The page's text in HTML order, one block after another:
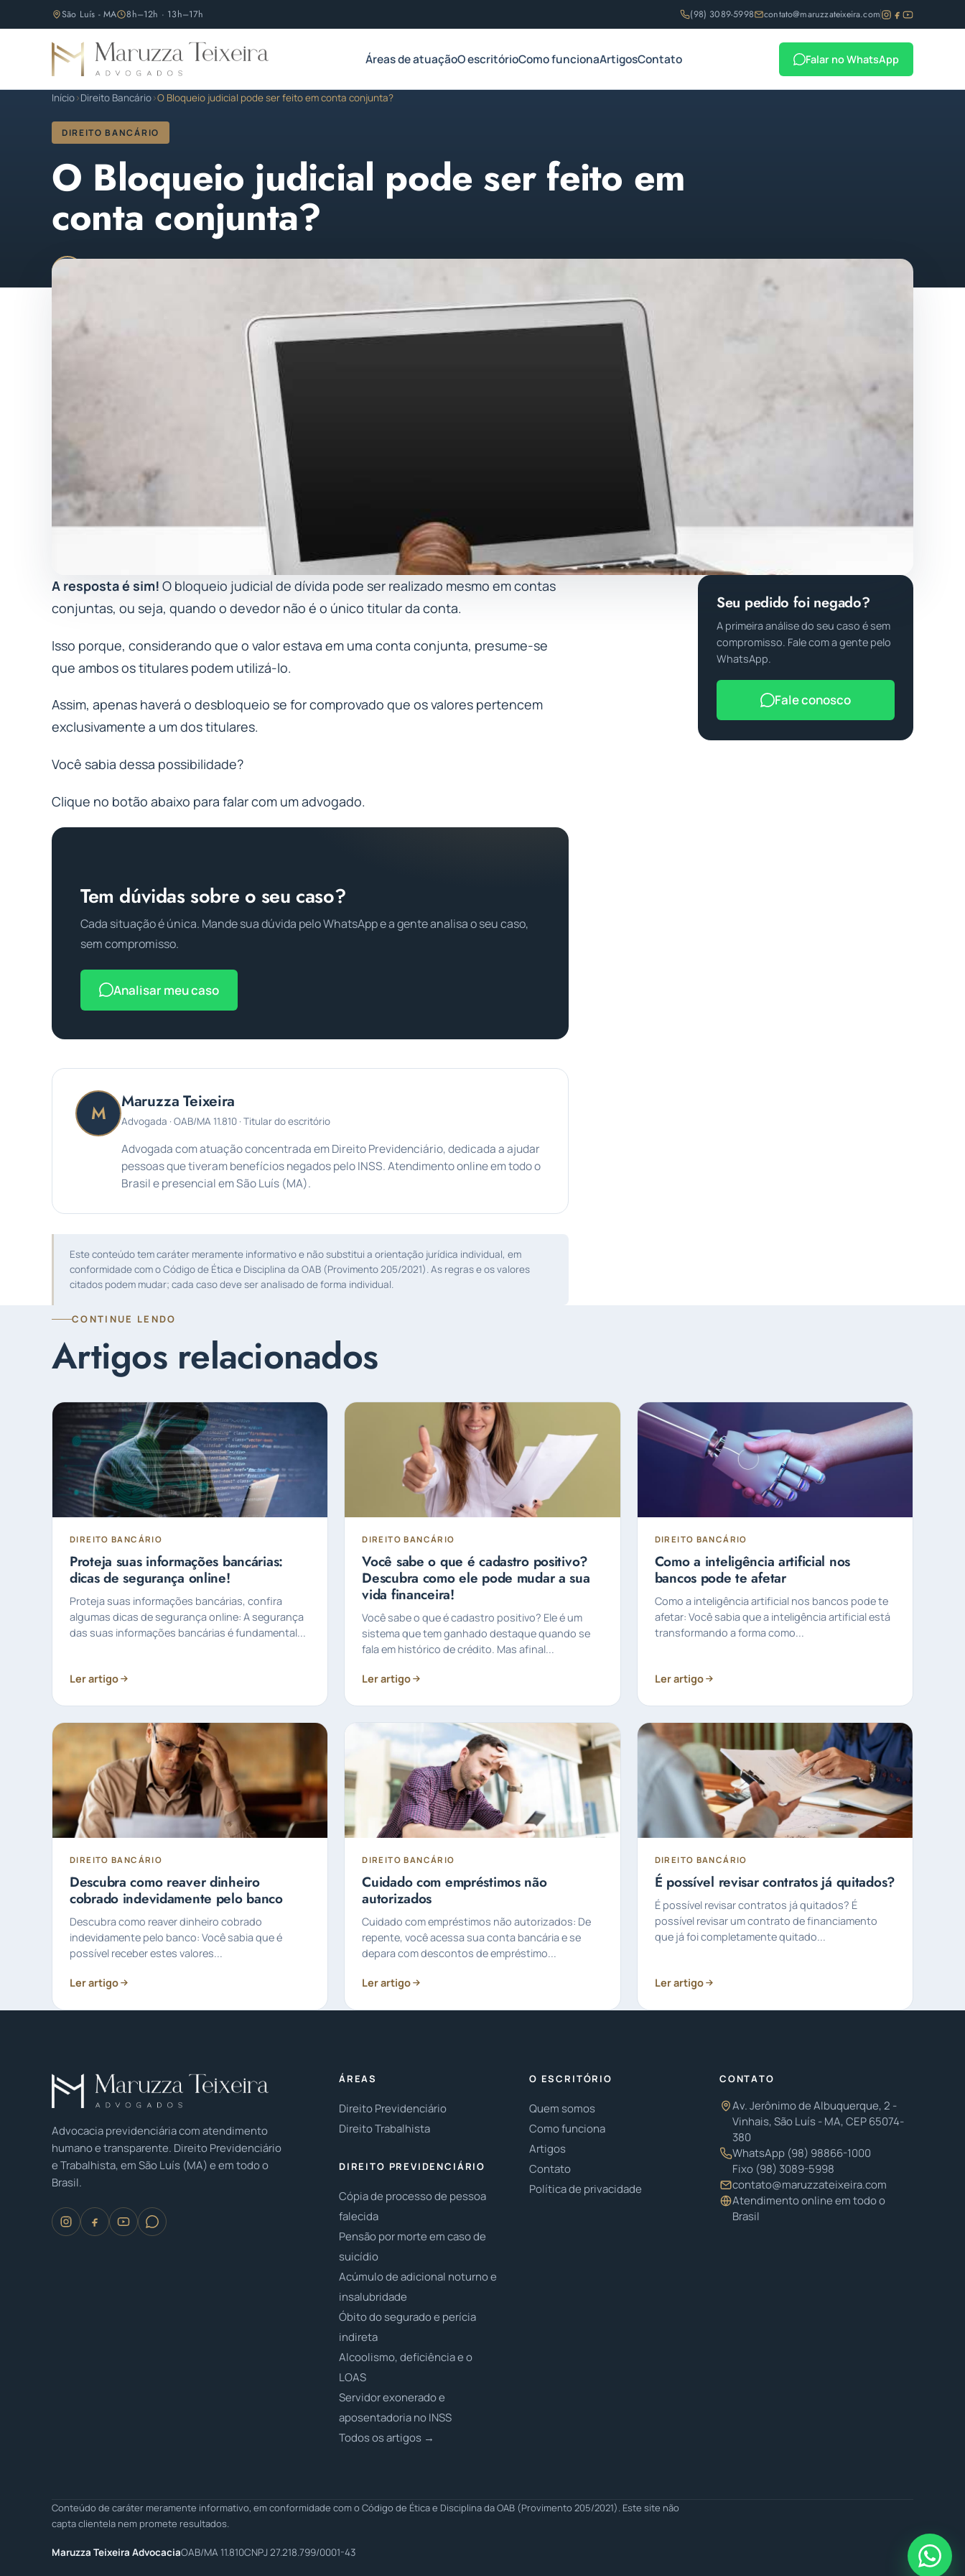
São Luís - MA 8h–12h · 13h–17h (98) 3089-5998 contato@maruzzateixeira.com
Áreas de atuaçãoO escritórioComo funcionaArtigosContato Falar no WhatsApp
Início›Direito Bancário›O Bloqueio judicial pode ser feito em conta conjunta?
DIREITO BANCÁRIO
O Bloqueio judicial pode ser feito em
conta conjunta?
A resposta é sim! O bloqueio judicial de dívida pode ser realizado mesmo em contas
conjuntas, ou seja, quando o devedor não é o único titular da conta.
Isso porque, considerando que o valor estava em uma conta conjunta, presume-se
que ambos os titulares podem utilizá-lo.
Assim, apenas haverá o desbloqueio se for comprovado que os valores pertencem
exclusivamente a um dos titulares.
Você sabia dessa possibilidade?
Clique no botão abaixo para falar com um advogado.
Tem dúvidas sobre o seu caso?
Cada situação é única. Mande sua dúvida pelo WhatsApp e a gente analisa o seu caso,
sem compromisso.
Analisar meu caso
M Maruzza Teixeira
Advogada · OAB/MA 11.810 · Titular do escritório
Advogada com atuação concentrada em Direito Previdenciário, dedicada a ajudar
pessoas que tiveram benefícios negados pelo INSS. Atendimento online em todo o
Brasil e presencial em São Luís (MA).
Este conteúdo tem caráter meramente informativo e não substitui a orientação jurídica individual, em
conformidade com o Código de Ética e Disciplina da OAB (Provimento 205/2021). As regras e os valores
citados podem mudar; cada caso deve ser analisado de forma individual.
Seu pedido foi negado?
A primeira análise do seu caso é sem
compromisso. Fale com a gente pelo
WhatsApp.
Fale conosco
CONTINUE LENDO
Artigos relacionados
DIREITO BANCÁRIO
Proteja suas informações bancárias:
dicas de segurança online!
Proteja suas informações bancárias, confira
algumas dicas de segurança online: A segurança
das suas informações bancárias é fundamental...
Ler artigo
DIREITO BANCÁRIO
Você sabe o que é cadastro positivo?
Descubra como ele pode mudar a sua
vida financeira!
Você sabe o que é cadastro positivo? Ele é um
sistema que tem ganhado destaque quando se
fala em histórico de crédito. Mas afinal...
Ler artigo
DIREITO BANCÁRIO
Como a inteligência artificial nos
bancos pode te afetar
Como a inteligência artificial nos bancos pode te
afetar: Você sabia que a inteligência artificial está
transformando a forma como...
Ler artigo
DIREITO BANCÁRIO
Descubra como reaver dinheiro
cobrado indevidamente pelo banco
Descubra como reaver dinheiro cobrado
indevidamente pelo banco: Você sabia que é
possível receber estes valores...
Ler artigo
DIREITO BANCÁRIO
Cuidado com empréstimos não
autorizados
Cuidado com empréstimos não autorizados: De
repente, você acessa sua conta bancária e se
depara com descontos de empréstimo...
Ler artigo
DIREITO BANCÁRIO
É possível revisar contratos já quitados?
É possível revisar contratos já quitados? É
possível revisar um contrato de financiamento
que já foi completamente quitado...
Ler artigo
Advocacia previdenciária com atendimento
humano e transparente. Direito Previdenciário
e Trabalhista, em São Luís (MA) e em todo o
Brasil.
ÁREAS
Direito Previdenciário
Direito Trabalhista
DIREITO PREVIDENCIÁRIO
Cópia de processo de pessoa
falecida
Pensão por morte em caso de
suicídio
Acúmulo de adicional noturno e
insalubridade
Óbito do segurado e perícia
indireta
Alcoolismo, deficiência e o
LOAS
Servidor exonerado e
aposentadoria no INSS
Todos os artigos →
O ESCRITÓRIO
Quem somos
Como funciona
Artigos
Contato
Política de privacidade
CONTATO
Av. Jerônimo de Albuquerque, 2 -
Vinhais, São Luís - MA, CEP 65074-
380
WhatsApp (98) 98866-1000
Fixo (98) 3089-5998
contato@maruzzateixeira.com
Atendimento online em todo o
Brasil
Conteúdo de caráter meramente informativo, em conformidade com o Código de Ética e Disciplina da OAB (Provimento 205/2021). Este site não
capta clientela nem promete resultados.
Maruzza Teixeira AdvocaciaOAB/MA 11.810CNPJ 27.218.799/0001-43